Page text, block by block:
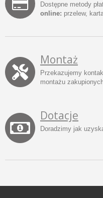
Dostępne metody
online: przelew,
Montaż
Przekazujemy
montażu
Dotacje
Doradzimy jak